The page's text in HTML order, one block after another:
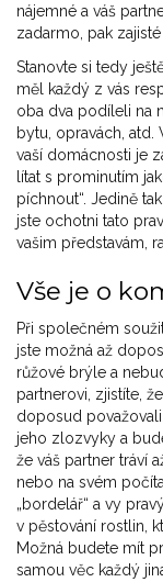
nájemné a váš
zadarmo, pak
Stanovte si tedy
měl každý z vás
oba dva podíleli na
bytu, opravách,
vaší domácnosti je
lítat s prominutím
píchnout“. Jedině
jste ochotni tato
vašim představám,
Vše je o
Při společném
jste možná až
růžové brýle a
partnerovi, zjistíte,
doposud
jeho zlozvyky a
že váš partner tráví
nebo na svém
„bordelář“ a vy
v pěstování rostlin,
Možná budete mít
samou věc každý